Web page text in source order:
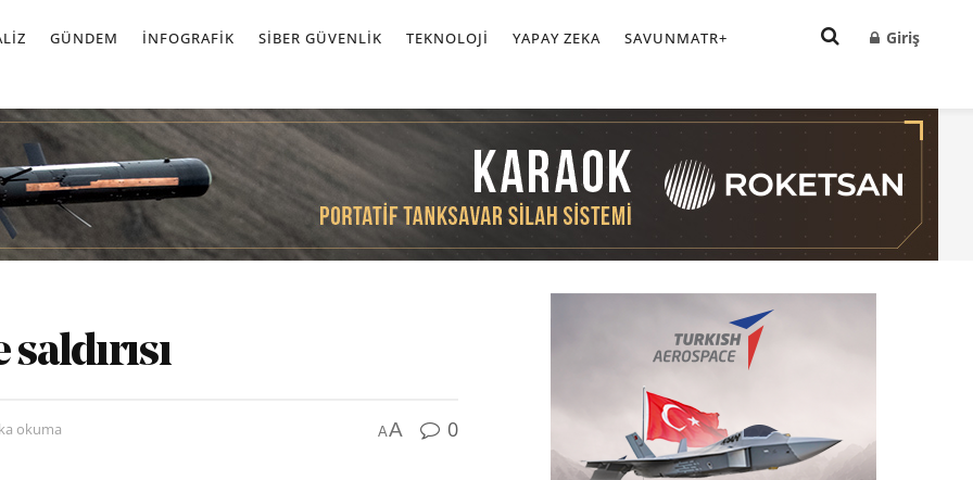
GÜNDEM İNFOGRAFIK SIBER GÜVENLIK TEKNOLOJI YAPAY ZEKA SAVUNMATR+ Giriş
okuma AA 0